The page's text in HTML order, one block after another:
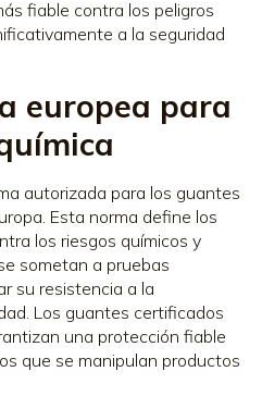
fiable contra los peligros
a la seguridad
europea para
autorizada para los guantes
Esta norma define los
los riesgos químicos y
sometan a pruebas
su resistencia a la
Los guantes certificados
una protección fiable
que se manipulan productos